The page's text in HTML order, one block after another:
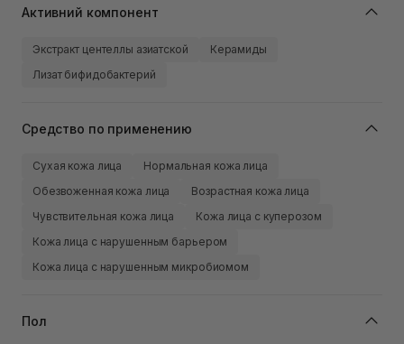
Активний компонент
Экстракт центеллы азиатской
Керамиды
Лизат бифидобактерий
Средство по применению
Сухая кожа лица
Нормальная кожа лица
Обезвоженная кожа лица
Возрастная кожа лица
Чувствительная кожа лица
Кожа лица с куперозом
Кожа лица с нарушенным барьером
Кожа лица с нарушенным микробиомом
Пол